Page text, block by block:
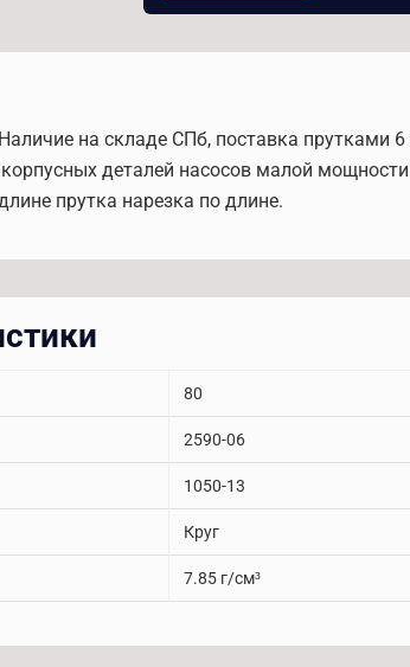
на складе СПб, поставка прутками
деталей насосов малой
прутка нарезка по длине.
80
2590-06
1050-13
Круг
7.85 г/см³